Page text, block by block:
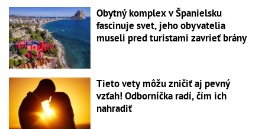
Obytný komplex v Španielsku
fascinuje svet, jeho obyvatelia
museli pred turistami zavrieť brány
Tieto vety môžu zničiť aj pevný
vzťah! Odborníčka radí, čím ich
nahradiť